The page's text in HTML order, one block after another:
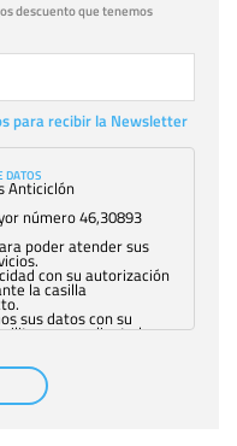
descuento que tenemos
para recibir la Newsletter
DATOS
Anticiclón
número 46,30893
poder atender sus
con su autorización
la casilla
sus datos con su
mediante la
el personal de
autorizado podrá
que le pedimos. No se